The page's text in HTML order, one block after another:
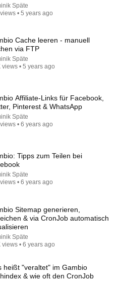
the Internet Right Now
Späte
• 5 years ago
Cache leeren - manuell
via FTP
Späte
views • 5 years ago
Affiliate-Links für Facebook,
Pinterest & WhatsApp
Späte
• 6 years ago
Tipps zum Teilen bei
Späte
• 6 years ago
Sitemap generieren,
& via CronJob automatisch
Späte
views • 6 years ago
heißt "veraltet" im Gambio
& wie oft den CronJob